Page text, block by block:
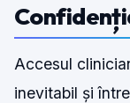
Accesul
inevitabil și